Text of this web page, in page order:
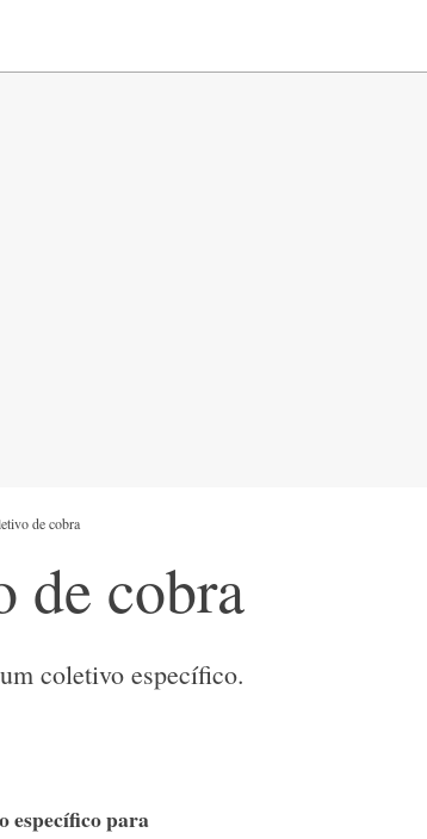
de cobra
de cobra
coletivo específico.
específico para